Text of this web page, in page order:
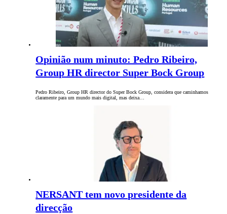
Opinião num minuto: Pedro Ribeiro,
Group HR director Super Bock Group
Pedro Ribeiro, Group HR director do Super Bock Group, considera que caminhamos
claramente para um mundo mais digital, mas deixa…
NERSANT tem novo presidente da
direcção